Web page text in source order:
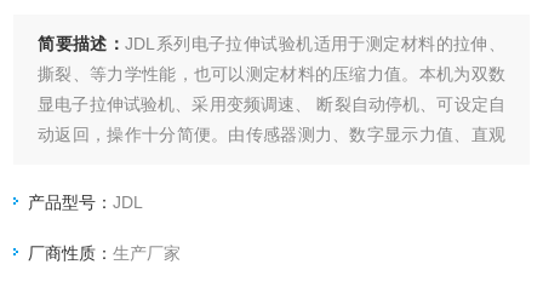
简要描述：JDL系列电子拉伸试验机适用于测定材料的拉伸、
撕裂、等力学性能，也可以测定材料的压缩力值。本机为双数
显电子拉伸试验机、采用变频调速、 断裂自动停机、可设定自
动返回，操作十分简便。由传感器测力、数字显示力值、直观
产品型号：JDL
厂商性质：生产厂家